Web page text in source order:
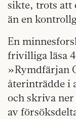
sikte, trots att
än en
En
frivilliga läsa
»Rymdfärjan
återinträdde i
och skriva
av